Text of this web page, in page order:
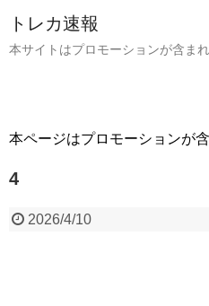
トレカ速報
本サイトはプロモーションが含ま
本ページはプロモーションが
4
2026/4/10